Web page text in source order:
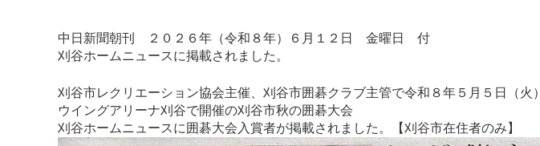
中日新聞朝刊 ２０２６年（令和８年）６月１２日 金曜日 付
刈谷ホームニュースに掲載されました。
刈谷市レクリエーション協会主催、刈谷市囲碁クラブ主管で令和８年５月５日（火）
ウイングアリーナ刈谷で開催の刈谷市秋の囲碁大会
刈谷ホームニュースに囲碁大会入賞者が掲載されました。【刈谷市在住者のみ】